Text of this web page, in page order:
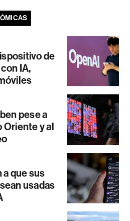
de
IA,
pese a
Oriente y al
que sus
usadas